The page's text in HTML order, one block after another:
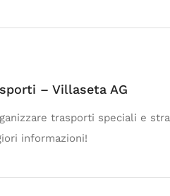
– Villaseta AG
trasporti speciali e
informazioni!